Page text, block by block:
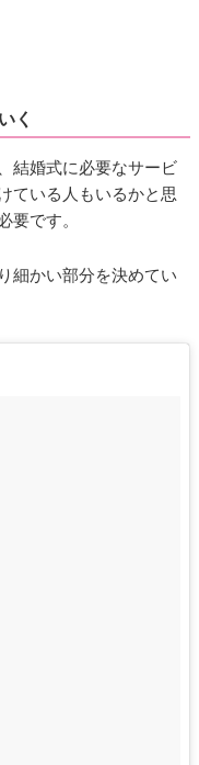
く
結婚式に必要なサービ
ている人もいるかと思
要です。
細かい部分を決めてい